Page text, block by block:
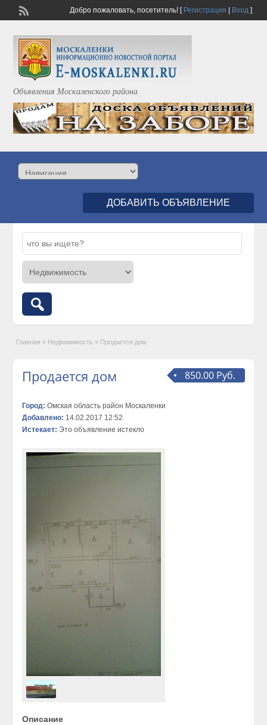
Добро пожаловать, посетитель![ Регистрация Вход]
Объявления Москаленского района
ДОБАВИТЬ ОБЪЯВЛЕНИЕ
Главная » Недвижимость » Продается дом
850.00 Руб.
Продается дом
Город: Омская область район Москаленки
Добавлено: 14.02.2017 12:52
Истекает: Это объявление истекло
Описание